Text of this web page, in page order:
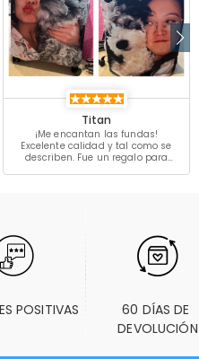
Titan
¡Me encantan las fundas!
Excelente calidad y tal como se
describen. Fue un regalo para
POSITIVAS
60 DÍAS DE
DEVOLUCIÓN